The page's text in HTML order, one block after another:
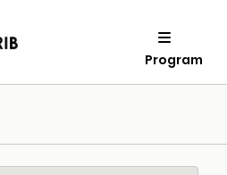
Program